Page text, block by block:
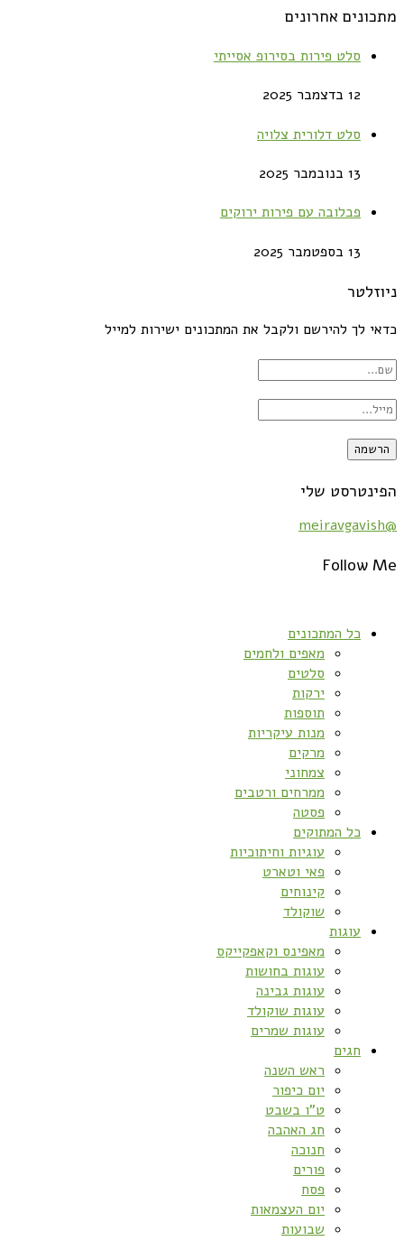
מתכונים אחרונים
סלט פירות בסירופ אסייתי
12 בדצמבר 2025
סלט דלורית צלויה
13 בנובמבר 2025
פבלובה עם פירות ירוקים
13 בספטמבר 2025
ניוזלטר
כדאי לך להירשם ולקבל את המתכונים ישירות למייל
הפינטרסט שלי
@meiravgavish
Follow Me
כל המתכונים
מאפים ולחמים
סלטים
ירקות
תוספות
מנות עיקריות
מרקים
צמחוני
ממרחים ורטבים
פסטה
כל המתוקים
עוגיות וחיתוכיות
פאי וטארט
קינוחים
שוקולד
עוגות
מאפינס וקאפקייקס
עוגות בחושות
עוגות גבינה
עוגות שוקולד
עוגות שמרים
חגים
ראש השנה
יום כיפור
ט”ו בשבט
חג האהבה
חנוכה
פורים
פסח
יום העצמאות
שבועות